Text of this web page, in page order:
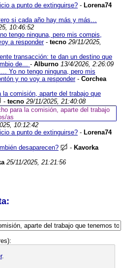
a punto de extinguirse? - Lorena74
si cada año hay más y más…
10:46:52
tengo ninguna, pero mis compis,
a responder- tecno 29/11/2025,
transacción: te dan un destino que
de... - Alburno 13/4/2026, 2:26:09
Yo no tengo ninguna, pero mis
y no voy a responder- Corchea
la comisión, aparte del trabajo que
- tecno 29/11/2025, 21:40:08
para la comisión, aparte del trabajo
as
10:12:42
a punto de extinguirse? - Lorena74
desaparecen?
- Kavorka
25/11/2025, 21:21:56
.